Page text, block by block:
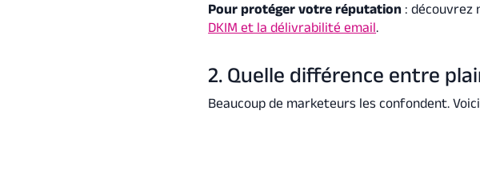
Pour protéger votre réputation : découvrez
DKIM et la délivrabilité email.
2. Quelle différence entre
Beaucoup de marketeurs les confondent.